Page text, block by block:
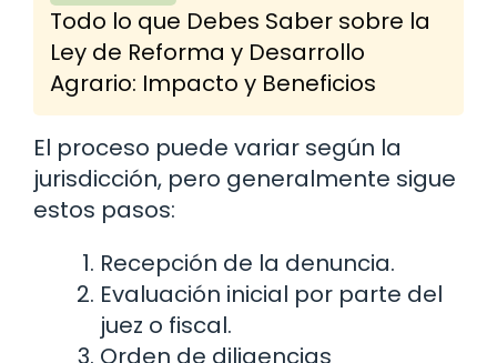
Todo lo que Debes Saber sobre la
Ley de Reforma y Desarrollo
Agrario: Impacto y Beneficios
El proceso puede variar según la
jurisdicción, pero generalmente sigue
estos pasos:
Recepción de la denuncia.
Evaluación inicial por parte del
juez o fiscal.
Orden de diligencias